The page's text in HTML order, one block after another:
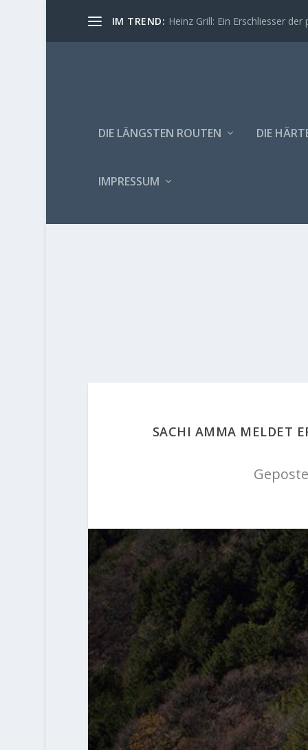
IM TREND: Heinz Grill: Ein Erschliesser
DIE LÄNGSTEN ROUTEN DIE
IMPRESSUM
SACHI AMMA MELDET